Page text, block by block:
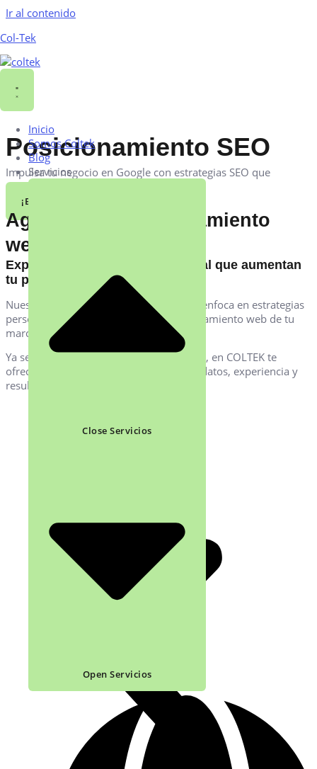
Ir al contenido
Col-Tek
Inicio
Somos Coltek
Blog
Servicios
Close Servicios
Open Servicios
Posicionamiento SEO
Impulsa tu negocio en Google con estrategias SEO que
generan resultados reales.
¡Empecemos Ahora!
Agencia de posicionamiento
web en España
Expertos en SEO Local y nacional que aumentan
tu presencia online
Nuestra agencia de SEO en Colombia se enfoca en estrategias
personalizadas que impulsan el posicionamiento web de tu
marca.
Ya sea que necesites SEO local o nacional, en COLTEK te
ofrecemos optimización SEO basada en datos, experiencia y
resultados.